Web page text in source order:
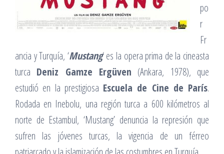
po
r
Fr
ancia y Turquía, ‘Mustang‘ es la opera prima de la cineasta
turca Deniz Gamze Ergüven (Ankara, 1978), que
estudió en la prestigiosa Escuela de Cine de París.
Rodada en Inebolu, una región turca a 600 kilómetros al
norte de Estambul, ‘Mustang’ denuncia la represión que
sufren las jóvenes turcas, la vigencia de un férreo